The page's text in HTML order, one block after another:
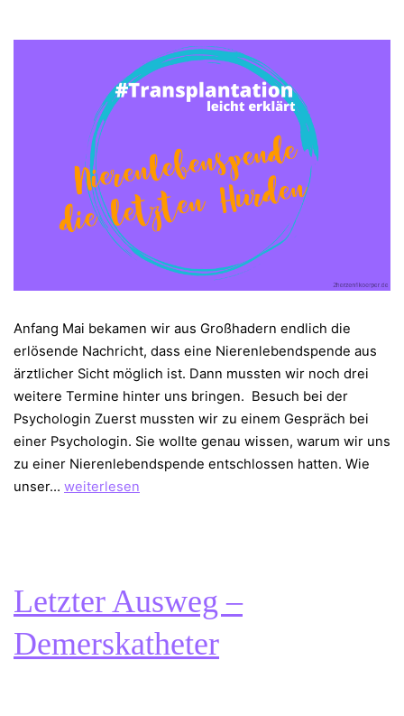
Anfang Mai bekamen wir aus Großhadern endlich die
erlösende Nachricht, dass eine Nierenlebendspende aus
ärztlicher Sicht möglich ist. Dann mussten wir noch drei
weitere Termine hinter uns bringen. Besuch bei der
Psychologin Zuerst mussten wir zu einem Gespräch bei
einer Psychologin. Sie wollte genau wissen, warum wir uns
zu einer Nierenlebendspende entschlossen hatten. Wie
unser… Nierenlebendspende
weiterlesen
Letzter Ausweg –
Demerskatheter